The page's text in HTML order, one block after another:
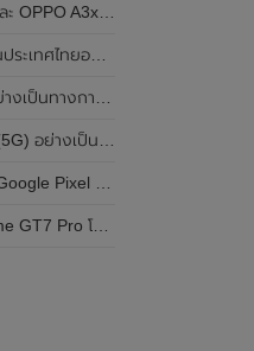
นราคาเริ่มต้นเพียง 3,999 บาท
ล้ว ราคา 14,990 บาท
5,000mAh และใช้ชิปเซ็ต Unisoc
การแล้วในอินเดีย
บ ไม่มีกรอบของกล้องแล้ว
ะเอียดสเปกที่สำคัญบางส่วน